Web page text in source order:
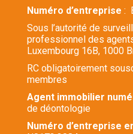
Numéro d’entreprise :
Sous l’autorité de
professionnel des
Luxembourg 16B, 1000
RC obligatoirement
membres
Agent immobilier
de déontologie
Numéro d’entreprise